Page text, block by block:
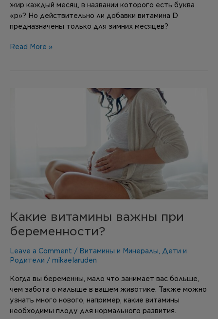
жир каждый месяц, в названии которого есть буква
«р»? Но действительно ли добавки витамина D
предназначены только для зимних месяцев?
Read More »
Какие витамины важны при
беременности?
Leave a Comment / Витамины и Минералы, Дети и
Родители / mikaelaruden
Когда вы беременны, мало что занимает вас больше,
чем забота о малыше в вашем животике. Также можно
узнать много нового, например, какие витамины
необходимы плоду для нормального развития.